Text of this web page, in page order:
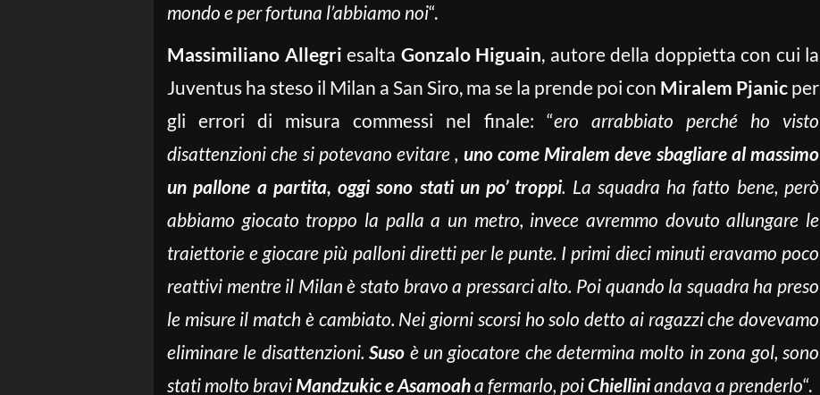
mondo e per fortuna l’abbiamo noi“.
Massimiliano Allegri esalta Gonzalo Higuain, autore della doppietta con cui la
Juventus ha steso il Milan a San Siro, ma se la prende poi con Miralem Pjanic per
gli errori di misura commessi nel finale: “ero arrabbiato perché ho visto
disattenzioni che si potevano evitare , uno come Miralem deve sbagliare al massimo
un pallone a partita, oggi sono stati un po’ troppi. La squadra ha fatto bene, però
abbiamo giocato troppo la palla a un metro, invece avremmo dovuto allungare le
traiettorie e giocare più palloni diretti per le punte. I primi dieci minuti eravamo poco
reattivi mentre il Milan è stato bravo a pressarci alto. Poi quando la squadra ha preso
le misure il match è cambiato. Nei giorni scorsi ho solo detto ai ragazzi che dovevamo
eliminare le disattenzioni.Suso è un giocatore che determina molto in zona gol, sono
stati molto bravi Mandzukic e Asamoaha fermarlo, poiChielliniandava a prenderlo“.